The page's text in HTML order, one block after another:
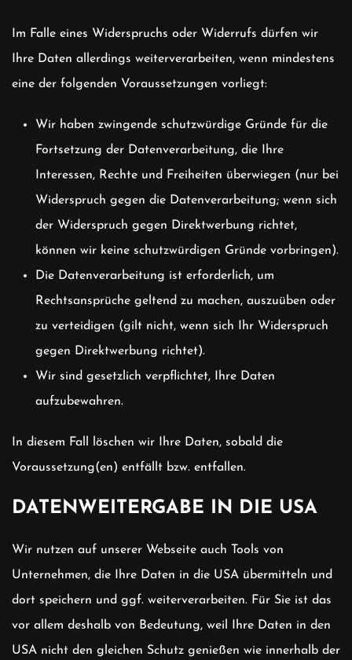
Im Falle eines Widerspruchs oder Widerrufs dürfen wir
Ihre Daten allerdings weiterverarbeiten, wenn mindestens
eine der folgenden Voraussetzungen vorliegt:
Wir haben zwingende schutzwürdige Gründe für die
Fortsetzung der Datenverarbeitung, die Ihre
Interessen, Rechte und Freiheiten überwiegen (nur bei
Widerspruch gegen die Datenverarbeitung; wenn sich
der Widerspruch gegen Direktwerbung richtet,
können wir keine schutzwürdigen Gründe vorbringen).
Die Datenverarbeitung ist erforderlich, um
Rechtsansprüche geltend zu machen, auszuüben oder
zu verteidigen (gilt nicht, wenn sich Ihr Widerspruch
gegen Direktwerbung richtet).
Wir sind gesetzlich verpflichtet, Ihre Daten
aufzubewahren.
In diesem Fall löschen wir Ihre Daten, sobald die
Voraussetzung(en) entfällt bzw. entfallen.
DATENWEITERGABE IN DIE USA
Wir nutzen auf unserer Webseite auch Tools von
Unternehmen, die Ihre Daten in die USA übermitteln und
dort speichern und ggf. weiterverarbeiten. Für Sie ist das
vor allem deshalb von Bedeutung, weil Ihre Daten in den
USA nicht den gleichen Schutz genießen wie innerhalb der